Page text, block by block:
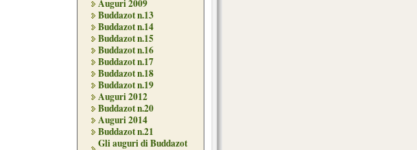
Auguri 2009
Buddazot n.13
Buddazot n.14
Buddazot n.15
Buddazot n.16
Buddazot n.17
Buddazot n.18
Buddazot n.19
Auguri 2012
Buddazot n.20
Auguri 2014
Buddazot n.21
Gli auguri di Buddazot